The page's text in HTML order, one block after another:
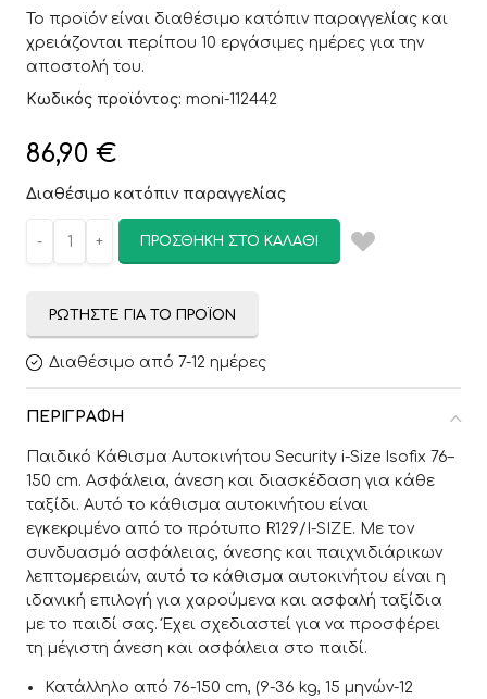
Το προϊόν είναι διαθέσιμο κατόπιν παραγγελίας και
χρειάζονται περίπου 10 εργάσιμες ημέρες για την
αποστολή του.
Κωδικός προϊόντος: moni-112442
86,90 €
Διαθέσιμο κατόπιν παραγγελίας
ΠΡΟΣΘΉΚΗ ΣΤΟ ΚΑΛΆΘΙ
ΡΩΤΉΣΤΕ ΓΙΑ ΤΟ ΠΡΟΪΌΝ
Διαθέσιμο από 7-12 ημέρες
ΠΕΡΙΓΡΑΦΉ
Παιδικό Κάθισμα Αυτοκινήτου Security i-Size Isofix 76–
150 cm. Ασφάλεια, άνεση και διασκέδαση για κάθε
ταξίδι. Αυτό το κάθισμα αυτοκινήτου είναι
εγκεκριμένο από το πρότυπο R129/I-SIZE. Με τον
συνδυασμό ασφάλειας, άνεσης και παιχνιδιάρικων
λεπτομερειών, αυτό το κάθισμα αυτοκινήτου είναι η
ιδανική επιλογή για χαρούμενα και ασφαλή ταξίδια
με το παιδί σας. Έχει σχεδιαστεί για να προσφέρει
τη μέγιστη άνεση και ασφάλεια στο παιδί.
Κατάλληλο από 76-150 cm, (9-36 kg, 15 μηνών-12